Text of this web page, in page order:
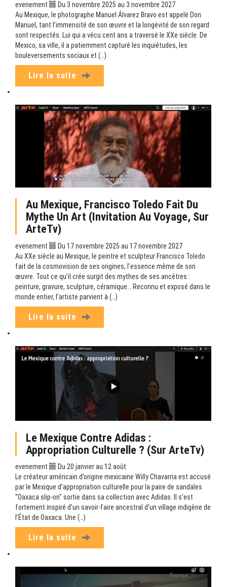
evenement
Du 3 novembre 2025 au 3 novembre 2027
Au Mexique, le photographe Manuel Álvarez Bravo est appelé Don
Manuel, tant l’immensité de son œuvre et la longévité de son regard
sont respectés. Lui qui a vécu cent ans a traversé le XXe siècle. De
Mexico, sa ville, il a patiemment capturé les inquiétudes, les
bouleversements sociaux et (…)
Lire la suite
Au Mexique, Francisco Toledo Fait Du
Mythe Un Art (Invitation Au Voyage, Sur
ArteTv)
evenement
Du 17 novembre 2025 au 17 novembre 2027
Au XXe siècle au Mexique, le peintre et sculpteur Francisco Toledo
fait de la cosmovision de ses origines, l’essence même de son
œuvre. Tout ce qu’il crée surgit des mythes de ses ancêtres :
peinture, gravure, sculpture, céramique… Reconnu et exposé dans le
monde entier, l’artiste parvient à (…)
Lire la suite
Le Mexique Contre Adidas :
Appropriation Culturelle ? (sur ArteTv)
evenement
Du 20 janvier au 12 août
Le créateur américain d’origine mexicaine Willy Chavarria est accusé
par le Mexique d’appropriation culturelle pour la paire de sandales
“Oaxaca slip-on" sortie dans sa collection avec Adidas. Il s’est
fortement inspiré d’un savoir-faire ancestral d’un village indigène de
l’État de Oaxaca. Une (…)
Lire la suite